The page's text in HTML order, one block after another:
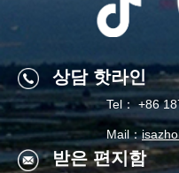
우리를 따르라
상담 핫라인
Tel
상담 핫라인
Tel： +86
Mail：
받은 편지함